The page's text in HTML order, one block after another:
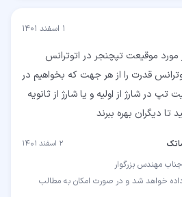
۱ اسفند ۱۴۰۱
موقیعت تپچنجر در اتوترانس
قدرت را از هر جهت که بخواهیم در
تپ در شارژ از اولیه و یا شارژ از ثانویه
تا دیگران بهره ببرند
۲ اسفند ۱۴۰۱
داده خواهد شد و در صورت امکان به مطالب